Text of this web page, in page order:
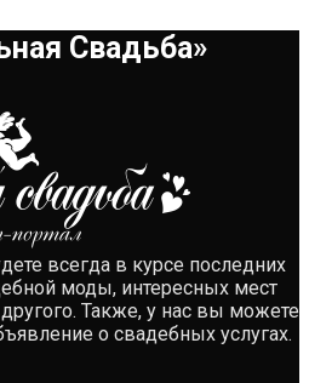
Свадьба»
всегда в курсе последних
моды, интересных мест
Также, у нас вы можете
о свадебных услугах.